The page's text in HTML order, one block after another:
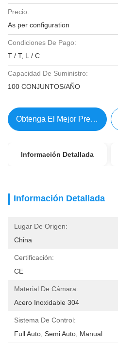
Precio:
As per configuration
Condiciones De Pago:
T / T, L / C
Capacidad De Suministro:
100 CONJUNTOS/AÑO
Obtenga El Mejor Precio
Información Detallada
Información Detallada
Lugar De Origen:
China
Certificación:
CE
Material De Cámara:
Acero Inoxidable 304
Sistema De Control:
Full Auto, Semi Auto, Manual